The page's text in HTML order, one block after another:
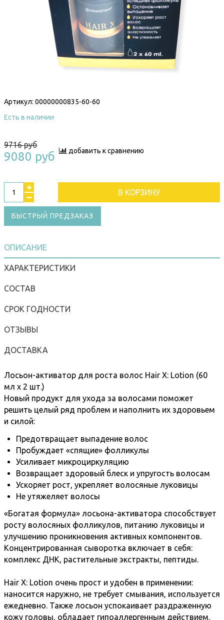
Артикул: 00000000835-60-60
Есть в наличии
9716 руб
9080 руб добавить к сравнению
В КОРЗИНУ
БЫСТРЫЙ ПРЕДЗАКАЗ
ОПИСАНИЕ
ХАРАКТЕРИСТИКИ
СОСТАВ
СРОК ГОДНОСТИ
ОТЗЫВЫ
ДОСТАВКА
Лосьон-активатор для роста волос Hair X: Lotion (60
мл x 2 шт.)
Новый продукт для ухода за волосами поможет
решить целый ряд проблем и наполнить их здоровьем
и силой:
Предотвращает выпадение волос
Пробуждает «спящие» фолликулы
Усиливает микроциркуляцию
Возвращает здоровый блеск и упругость волосам
Ускоряет рост, укрепляет волосяные луковицы
Не утяжеляет волосы
«Богатая формула» лосьона-активатора способствует
росту волосяных фолликулов, питанию луковицы и
улучшению проникновения активных компонентов.
Концентрированная сыворотка включает в себя:
комплекс ДНК, растительные экстракты, пептиды.
Hair X: Lotion очень прост и удобен в применении:
наносится наружно, не требует смывания, используется
ежедневно. Также лосьон успокаивает раздраженную
кожу головы, обладает гипоаллергенным действием.